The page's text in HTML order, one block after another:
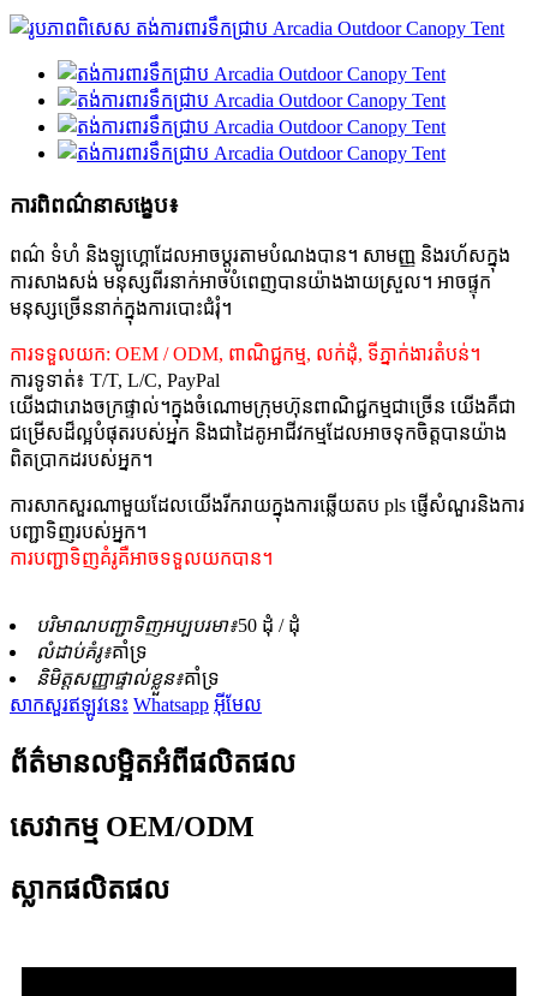
ការពិពណ៌នាសង្ខេប៖
ពណ៌ ទំហំ និងឡូហ្គោដែលអាចប្ដូរតាមបំណងបាន។ សាមញ្ញ និងរហ័សក្នុង
ការសាងសង់ មនុស្សពីរនាក់អាចបំពេញបានយ៉ាងងាយស្រួល។ អាចផ្ទុក
មនុស្សច្រើននាក់ក្នុងការបោះជំរុំ។
ការទទួលយក: OEM / ODM, ពាណិជ្ជកម្ម, លក់ដុំ, ទីភ្នាក់ងារតំបន់។
ការទូទាត់៖ T/T, L/C, PayPal
យើងជារោងចក្រផ្ទាល់។ក្នុងចំណោមក្រុមហ៊ុនពាណិជ្ជកម្មជាច្រើន យើងគឺជា
ជម្រើសដ៏ល្អបំផុតរបស់អ្នក និងជាដៃគូអាជីវកម្មដែលអាចទុកចិត្តបានយ៉ាង
ពិតប្រាកដរបស់អ្នក។
ការសាកសួរណាមួយដែលយើងរីករាយក្នុងការឆ្លើយតប pls ផ្ញើសំណួរនិងការ
បញ្ជាទិញរបស់អ្នក។
ការបញ្ជាទិញគំរូគឺអាចទទួលយកបាន។
បរិមាណបញ្ជាទិញអប្បបរមា៖50 ដុំ / ដុំ
លំដាប់គំរូ៖គាំទ្រ
និមិត្តសញ្ញាផ្ទាល់ខ្លួន៖គាំទ្រ
សាកសួរឥឡូវនេះ Whatsapp អ៊ីមែល
ព័ត៌មានលម្អិតអំពីផលិតផល
សេវាកម្ម OEM/ODM
ស្លាកផលិតផល